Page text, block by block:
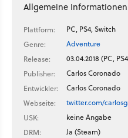
Allgemeine Informationen
Plattform:
PC, PS4, Switch
Genre:
Adventure
Release:
03.04.2018 (PC,
Publisher:
Carlos Coronado
Entwickler:
Carlos Coronado
Webseite:
twitter.com/
USK:
keine Angabe
DRM:
Ja (Steam)